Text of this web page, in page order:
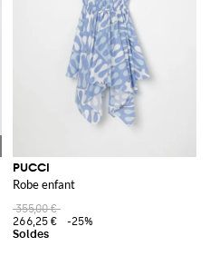
PUCCI
Robe enfant
355,00 €
266,25 €
-25%